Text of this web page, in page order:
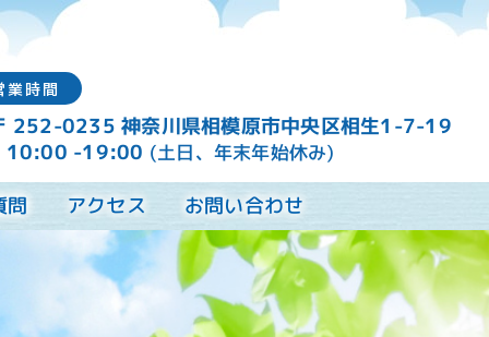
業時間
252-0235 神奈川県相模原市中央区相生1-7-19
10:00 -19:00 (土日、年末年始休み)
問 アクセス お問い合わせ